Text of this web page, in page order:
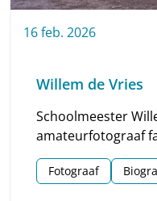
16feb. 2026
Willem de Vries
Schoolmeester
amateurfotograaf
Linde en omgeving.
schoolkinderen,
Fotograaf